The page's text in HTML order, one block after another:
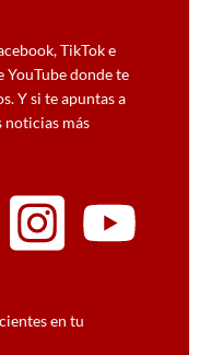
TikTok e
YouTube donde te
Y si te apuntas a
noticias más
en tu